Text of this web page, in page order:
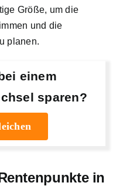
Größe, um die
und die
planen.
einem
sparen?
in